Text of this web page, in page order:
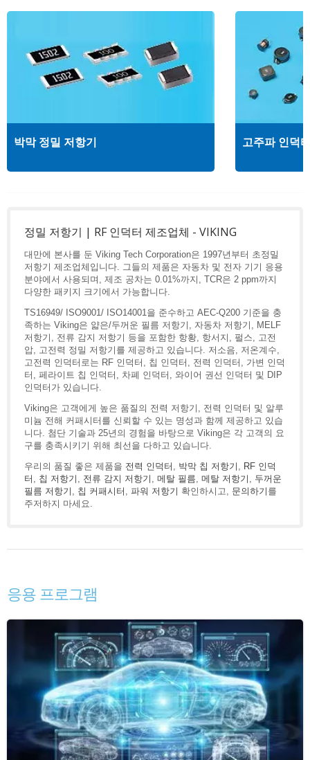
박막 정밀 저항기 고주파 인덕
정밀 저항기 | RF 인덕터 제조업체 - VIKING
대만에 본사를 둔 Viking Tech Corporation은 1997년부터 초정밀
저항기 제조업체입니다. 그들의 제품은 자동차 및 전자 기기 응용
분야에서 사용되며, 제조 공차는 0.01%까지, TCR은 2 ppm까지
다양한 패키지 크기에서 가능합니다.
TS16949/ ISO9001/ ISO14001을 준수하고 AEC-Q200 기준을 충
족하는 Viking은 얇은/두꺼운 필름 저항기, 자동차 저항기, MELF
저항기, 전류 감지 저항기 등을 포함한 항황, 항서지, 펄스, 고전
압, 고전력 정밀 저항기를 제공하고 있습니다. 저소음, 저온계수,
고전력 인덕터로는 RF 인덕터, 칩 인덕터, 전력 인덕터, 가변 인덕
터, 페라이트 칩 인덕터, 차폐 인덕터, 와이어 권선 인덕터 및 DIP
인덕터가 있습니다.
Viking은 고객에게 높은 품질의 전력 저항기, 전력 인덕터 및 알루
미늄 전해 커패시터를 신뢰할 수 있는 명성과 함께 제공하고 있습
니다. 첨단 기술과 25년의 경험을 바탕으로 Viking은 각 고객의 요
구를 충족시키기 위해 최선을 다하고 있습니다.
우리의 품질 좋은 제품을 전력 인덕터 박막 칩 저항기
RF 인덕
터
칩 저항기 전류 감지 저항기 메탈 필름 메탈 저항기
두꺼운
필름 저항기
칩 커패시터 파워 저항기 확인하시고, 문의하기 를
주저하지 마세요.
응용 프로그램